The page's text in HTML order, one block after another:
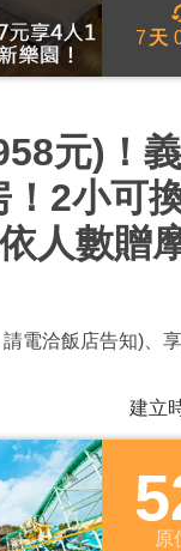
7 天
元)！
2小可
人數贈
電洽飯店告知)、
建立
原